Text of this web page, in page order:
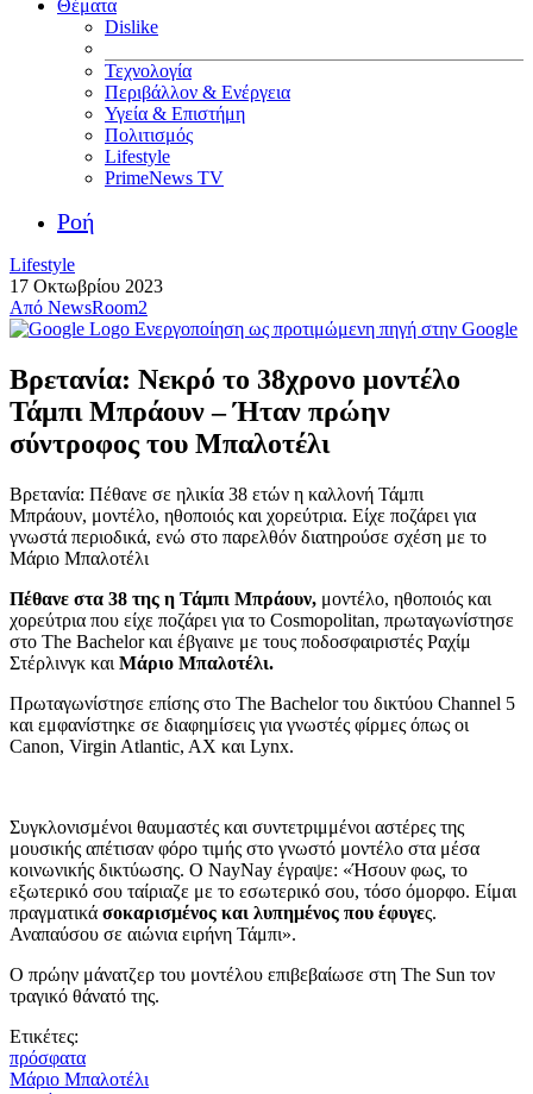
Θέματα
Dislike
Τεχνολογία
Περιβάλλον & Ενέργεια
Υγεία & Επιστήμη
Πολιτισμός
Lifestyle
PrimeNews TV
Ροή
Lifestyle
17 Οκτωβρίου 2023
Από NewsRoom2
Ενεργοποίηση ως προτιμώμενη πηγή στην Google
Βρετανία: Νεκρό το 38χρονο μοντέλο
Τάμπι Μπράουν – Ήταν πρώην
σύντροφος του Μπαλοτέλι
Βρετανία: Πέθανε σε ηλικία 38 ετών η καλλονή Τάμπι
Μπράουν, μοντέλο, ηθοποιός και χορεύτρια. Είχε ποζάρει για
γνωστά περιοδικά, ενώ στο παρελθόν διατηρούσε σχέση με το
Μάριο Μπαλοτέλι
Πέθανε στα 38 της η Τάμπι Μπράουν, μοντέλο, ηθοποιός και
χορεύτρια που είχε ποζάρει για το Cosmopolitan, πρωταγωνίστησε
στο The Bachelor και έβγαινε με τους ποδοσφαιριστές Ραχίμ
Στέρλινγκ και Μάριο Μπαλοτέλι.
Πρωταγωνίστησε επίσης στο The Bachelor του δικτύου Channel 5
και εμφανίστηκε σε διαφημίσεις για γνωστές φίρμες όπως οι
Canon, Virgin Atlantic, AX και Lynx.
Συγκλονισμένοι θαυμαστές και συντετριμμένοι αστέρες της
μουσικής απέτισαν φόρο τιμής στο γνωστό μοντέλο στα μέσα
κοινωνικής δικτύωσης. Ο NayNay έγραψε: «Ήσουν φως, το
εξωτερικό σου ταίριαζε με το εσωτερικό σου, τόσο όμορφο. Είμαι
πραγματικά σοκαρισμένος και λυπημένος που έφυγες.
Αναπαύσου σε αιώνια ειρήνη Τάμπι».
Ο πρώην μάνατζερ του μοντέλου επιβεβαίωσε στη The Sun τον
τραγικό θάνατό της.
Ετικέτες:
πρόσφατα
Μάριο Μπαλοτέλι